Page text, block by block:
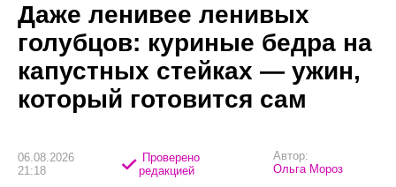
Даже ленивее ленивых
голубцов: куриные бедра на
капустных стейках — ужин,
который готовится сам
06.08.2026
21:18
Проверено
редакцией
Автор:
Ольга Мороз